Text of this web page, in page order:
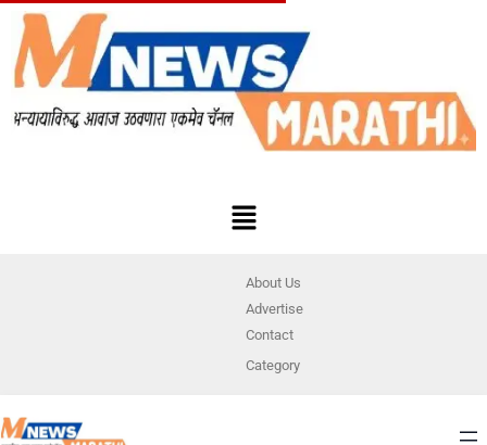
About Us
Advertise
Contact
Category